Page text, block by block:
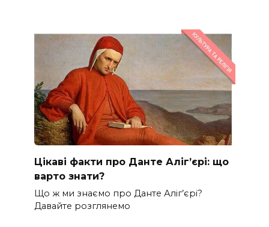
Цікаві факти про Данте Аліг’єрі: що
варто знати?
Що ж ми знаємо про Данте Аліг’єрі?
Давайте розглянемо